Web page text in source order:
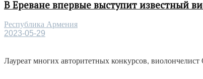
В Ереване впервые выступит известный
Республика Армения
2023-05-29
Лауреат многих авторитетных конкурсов,